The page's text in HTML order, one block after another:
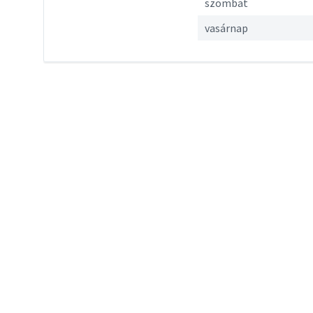
vasárnap